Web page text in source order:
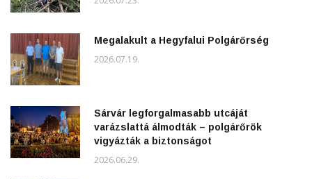
Megalakult a Hegyfalui Polgárőrség
2026.07.19.
Sárvár legforgalmasabb utcáját
varázslattá álmodták – polgárőrök
vigyázták a biztonságot
2026.06.29.